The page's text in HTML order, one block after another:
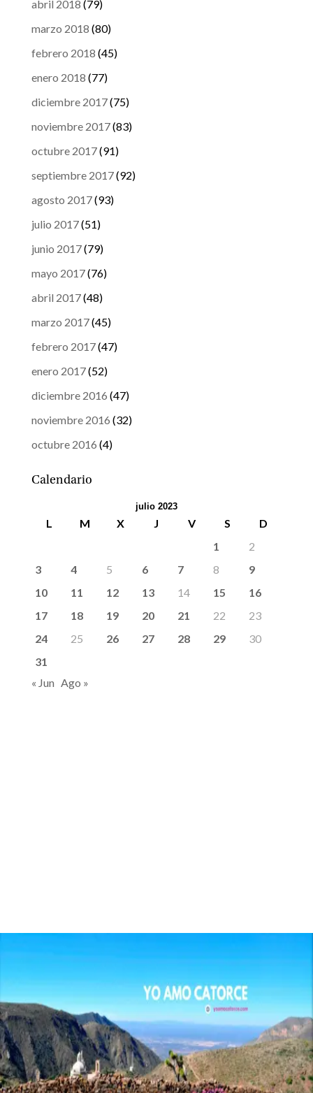
abril 2018 (79)
marzo 2018 (80)
febrero 2018 (45)
enero 2018 (77)
diciembre 2017(75)
noviembre 2017(83)
octubre 2017(91)
septiembre 2017(92)
agosto 2017(93)
julio 2017(51)
junio 2017(79)
mayo 2017(76)
abril 2017(48)
marzo 2017(45)
febrero 2017(47)
enero 2017(52)
diciembre 2016 (47)
noviembre 2016 (32)
octubre 2016 (4)
Calendario
julio 2023
L M X J V S
D
1
2
3
4 5 6 7 8
9
10
11 12 13 14 15
16
17
18 19 20 21 22
23
24
25 26 27 28 29
30
31
« Jun Ago »